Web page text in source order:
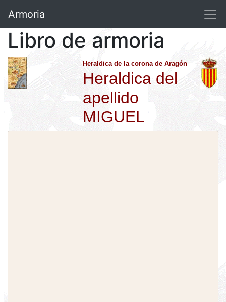
Armoria
Libro de armoria
Heraldica de la corona de Aragón
Heraldica del
apellido
MIGUEL